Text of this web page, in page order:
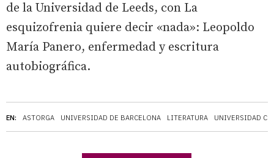
EN: ASTORGA UNIVERSIDAD DE BARCELONA LITERATURA UNIVERSIDAD
de la Universidad de Leeds, con La
esquizofrenia quiere decir «nada»: Leopoldo
María Panero, enfermedad y escritura
autobiográfica.